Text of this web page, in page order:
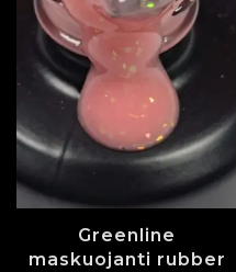
Greenline
maskuojanti rubber